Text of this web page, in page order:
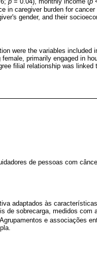
p = 0.04), monthly income (p
in caregiver burden for cancer
gender, and their
were the variables included
primarily engaged in
filial relationship was linked
de pessoas com
adaptados às
de sobrecarga, medidos com
e associações